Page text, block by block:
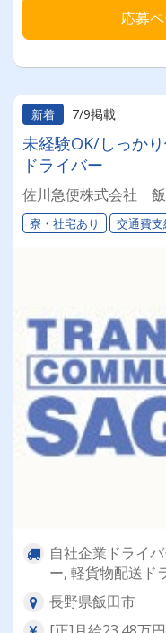
応募
新着 7/9掲載
未経験OK/しっか
ドライバー
佐川急便株式会社
寮・社宅あり 交通費支
自社企業ドライ
ー, 軽貨物配送ド
長野県飯田市